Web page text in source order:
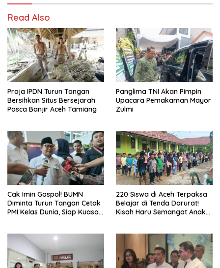
Read Also
Praja IPDN Turun Tangan
Bersihkan Situs Bersejarah
Pasca Banjir Aceh Tamiang
Panglima TNI Akan Pimpin
Upacara Pemakaman Mayor
Zulmi
Cak Imin Gaspol! BUMN
Diminta Turun Tangan Cetak
PMI Kelas Dunia, Siap Kuasai
220 Siswa di Aceh Terpaksa
Belajar di Tenda Darurat!
Kisah Haru Semangat Anak-